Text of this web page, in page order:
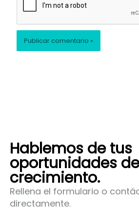
Hablemos de tus
oportunidades de
crecimiento.
Rellena el formulario o
directamente.